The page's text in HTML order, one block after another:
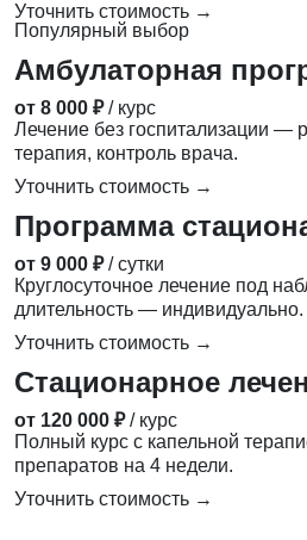
Уточнить стоимость →
Популярный выбор
Амбулаторная
от 8 000 ₽ / курс
Лечение без госпитализации —
терапия, контроль врача.
Уточнить стоимость →
Программа
от 9 000 ₽ / сутки
Круглосуточное лечение под
длительность — индивидуально.
Уточнить стоимость →
Стационарное
от 120 000 ₽ / курс
Полный курс с капельной
препаратов на 4 недели.
Уточнить стоимость →